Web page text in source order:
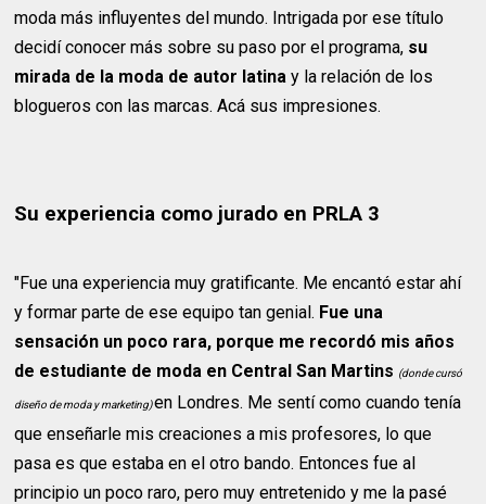
moda más influyentes del mundo. Intrigada por ese título
decidí conocer más sobre su paso por el programa, su
mirada de la moda de autor latina y la relación de los
blogueros con las marcas. Acá sus impresiones.
Su experiencia como jurado en PRLA 3
"Fue una experiencia muy gratificante. Me encantó estar ahí
y formar parte de ese equipo tan genial. Fue una
sensación un poco rara, porque me recordó mis años
de estudiante de moda en Central San Martins (donde cursó
diseño de moda y marketing)en Londres. Me sentí como cuando tenía
que enseñarle mis creaciones a mis profesores, lo que
pasa es que estaba en el otro bando. Entonces fue al
principio un poco raro, pero muy entretenido y me la pasé